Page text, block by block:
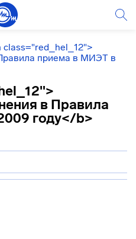
class="red_hel_12">
приема в МИЭТ в
в Правила
году</b>